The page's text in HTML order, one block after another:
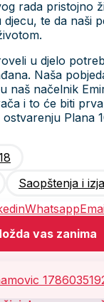
rada pristojno
te da naši
u djelo
Naša
naš načelnik
i to će biti
Plana
Saopštenja i
Whatsapp
vas zanima